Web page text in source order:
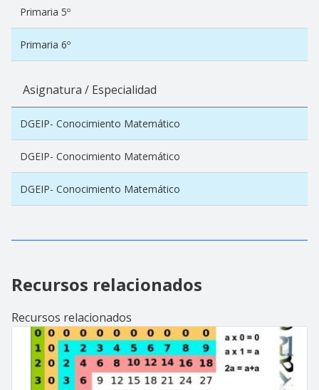
Primaria 5º
Primaria 6º
Asignatura / Especialidad
DGEIP- Conocimiento Matemático
DGEIP- Conocimiento Matemático
DGEIP- Conocimiento Matemático
Recursos relacionados
Recursos relacionados